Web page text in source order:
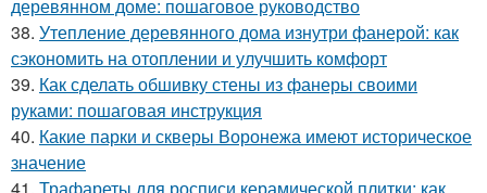
деревянном доме: пошаговое руководство
38. Утепление деревянного дома изнутри фанерой: как
сэкономить на отоплении и улучшить комфорт
39. Как сделать обшивку стены из фанеры своими
руками: пошаговая инструкция
40. Какие парки и скверы Воронежа имеют историческое
значение